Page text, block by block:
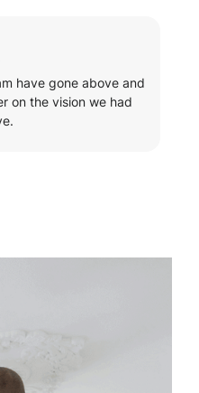
gone above and
vision we had